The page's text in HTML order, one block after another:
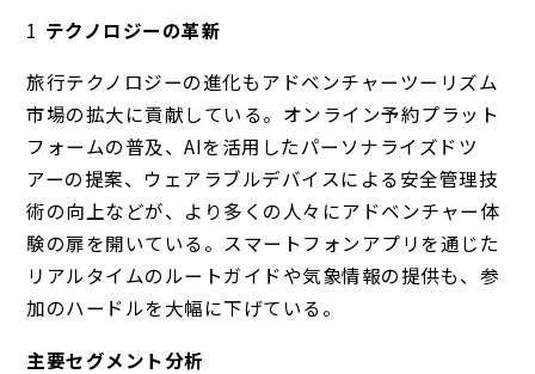
テクノロジーの革新
旅行テクノロジーの進化もアドベンチャーツーリズム
市場の拡大に貢献している。オンライン予約プラット
フォームの普及、AIを活用したパーソナライズドツ
アーの提案、ウェアラブルデバイスによる安全管理技
術の向上などが、より多くの人々にアドベンチャー体
験の扉を開いている。スマートフォンアプリを通じた
リアルタイムのルートガイドや気象情報の提供も、参
加のハードルを大幅に下げている。
主要セグメント分析